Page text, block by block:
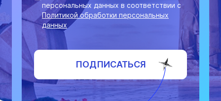
персональных данных в соответствии с
Политикой обработки персональных
данных
ПОДПИСАТЬСЯ